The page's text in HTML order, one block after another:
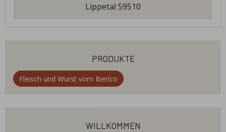
Lippetal 59510
produkte
Fleisch und Wurst vom Iberico
willkommen